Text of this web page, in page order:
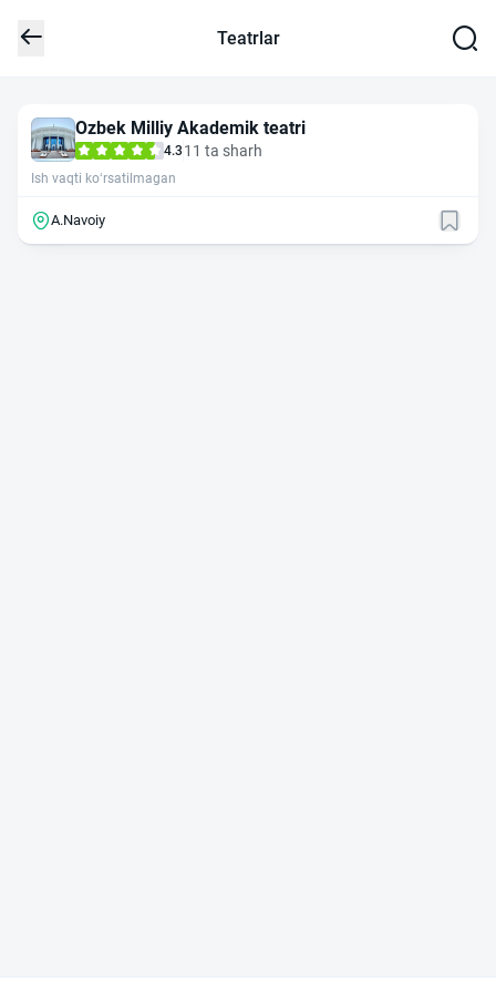
Teatrlar
Ozbek Milliy Akademik teatri
4.3 11 ta sharh
Ish vaqti ko‘rsatilmagan
A.Navoiy